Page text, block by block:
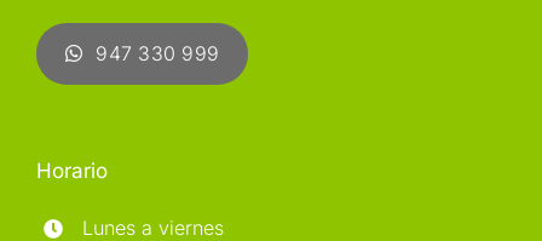
947 330 999
Horario
Lunes a viernes